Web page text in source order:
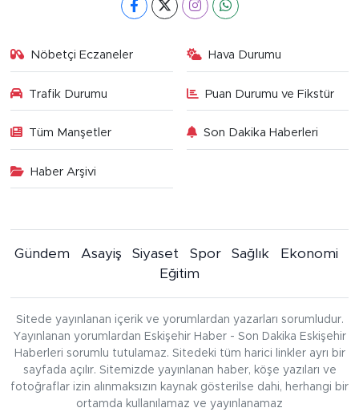
Nöbetçi Eczaneler Hava Durumu
Trafik Durumu Puan Durumu ve Fikstür
Tüm Manşetler Son Dakika Haberleri
Haber Arşivi
Gündem Asayiş Siyaset Spor Sağlık
Ekonomi
Eğitim
Sitede yayınlanan içerik ve yorumlardan yazarları sorumludur.
Yayınlanan yorumlardan Eskişehir Haber - Son Dakika Eskişehir
Haberleri sorumlu tutulamaz. Sitedeki tüm harici linkler ayrı bir
sayfada açılır. Sitemizde yayınlanan haber, köşe yazıları ve
fotoğraflar izin alınmaksızın kaynak gösterilse dahi, herhangi bir
ortamda kullanılamaz ve yayınlanamaz